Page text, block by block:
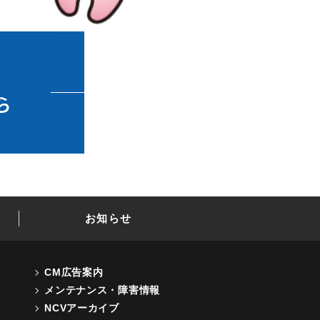
お知らせ
CM広告案内
メンテナンス・障害情報
NCVアーカイブ